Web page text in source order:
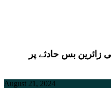
زائرین بس حادثے پر
August 21, 2024